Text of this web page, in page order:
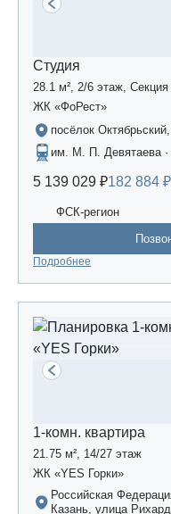
Студия
28.1 м², 2/6 этаж,
ЖК «ФоРест»
посёлок
им. М. П. Девятаева
5 139 029 ₽182 884
ФСК-регион
Подробнее
1-комн. квартира
21.75 м², 14/27 этаж
ЖК «YES Горки»
Российская
Казань, улица